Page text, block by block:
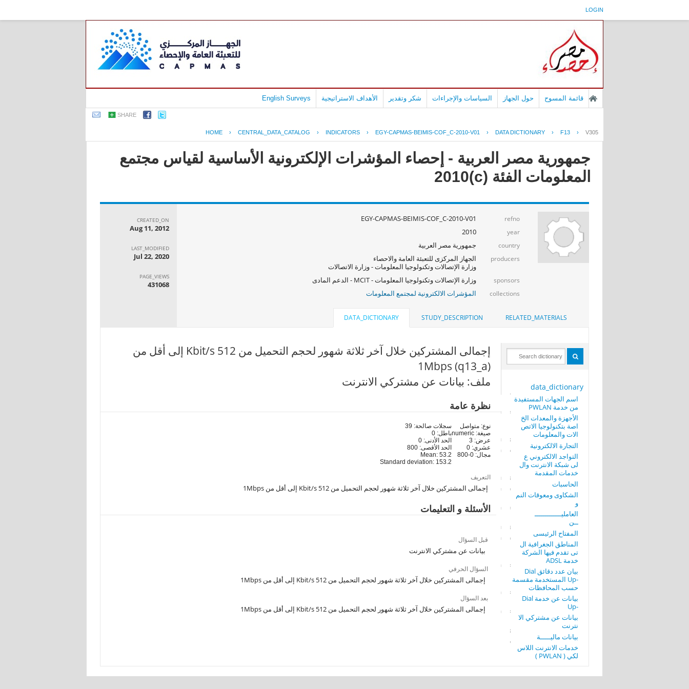
LOGIN
قائمة المسوح حول الجهاز السياسات والإجراءات شكر وتقدير الأهداف الاستراتيجية English Surveys
SHARE
HOME › CENTRAL_DATA_CATALOG › INDICATORS › EGY-CAPMAS-BEIMIS-COF_C-2010-V01 › DATA DICTIONARY › F13 › V305
جمهورية مصر العربية - إحصاء المؤشرات الإلكترونية الأساسية لقياس مجتمع
المعلومات الفئة (c)2010
refno
EGY-CAPMAS-BEIMIS-COF_C-2010-V01
year
2010
country جمهورية مصر العربية
producers
الجهاز المركزى للتعبئة العامة والاحصاء
وزارة الإتصالات وتكنولوجيا المعلومات - وزارة الاتصالات
sponsors وزارة الإتصالات وتكنولوجيا المعلومات - MCIT - الدعم المادى
collections المؤشرات الالكترونية لمجتمع المعلومات
CREATED_ON
Aug 11, 2012
LAST_MODIFIED
Jul 22, 2020
PAGE_VIEWS
431068
RELATED_MATERIALS
STUDY_DESCRIPTION
DATA_DICTIONARY
data_dictionary
اسم الجهات المستفيدة
من خدمة PWLAN
الأجهزة والمعدات الخ
اصة بتكنولوجيا الاتص
الات والمعلومات
التجارة الالكترونية
التواجد الالكتروني ع
لى شبكة الانترنت وال
خدمات المقدمة
الحاسبات
الشكاوى ومعوقات النم
و
العامليـــــــــــــ
ــن
المفتاح الرئيسى
المناطق الجغرافية ال
تى تقدم فيها الشركة
خدمة ADSL
بيان عدد دقائق Dial
-Up المستخدمة مقسمة
حسب المحافظات
بيانات عن خدمة Dial
-Up
بيانات عن مشتركي الا
نترنت
بيانات ماليـــــة
خدمات الانترنت اللاس
لكي ( PWLAN )
إجمالى المشتركين خلال آخر ثلاثة شهور لحجم التحميل من 512 Kbit/s إلى أقل من
1Mbps (q13_a)
ملف: بيانات عن مشتركي الانترنت
نظرة عامة
نوع: متواصل
صيغة: numeric
عرض: 3
عشري: 0
مجال: 0-800
سجلات صالحة: 39
باطل: 0
الحد الأدنى: 0
الحد الأقصى: 800
Mean: 53.2
Standard deviation: 153.2
التعريف
إجمالى المشتركين خلال آخر ثلاثة شهور لحجم التحميل من 512 Kbit/s إلى أقل من 1Mbps
الأسئلة و التعليمات
قبل السؤال
بيانات عن مشتركي الانترنت
السؤال الحرفي
إجمالى المشتركين خلال آخر ثلاثة شهور لحجم التحميل من 512 Kbit/s إلى أقل من 1Mbps
بعد السؤال
إجمالى المشتركين خلال آخر ثلاثة شهور لحجم التحميل من 512 Kbit/s إلى أقل من 1Mbps